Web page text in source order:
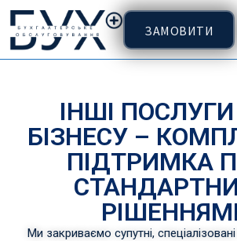
ЗАМОВИТИ
ІНШІ
БІЗНЕСУ –
ПІДТРИМКА
Ми закриваємо супутні,